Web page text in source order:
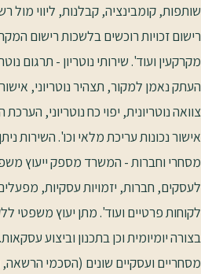
שותפות, קומבינציה, קבלנות, ליווי מול
רישום זכויות רוכשים בלשכות רישום
מקרקעין ועוד'. שירותי נוטריון - תרגום
העתק נאמן למקור, תצהיר נוטריוני,
צוואה נוטריונית, יפוי כח נוטריוני,
אישור נכונות עריכת מלאי וכו'. השירות
מסחרי וחברות - המשרד מספק ייעוץ
לעסקים, חברות, יזמויות עסקיות,
לקוחות פרטיים ועוד'. מתן יעוץ משפטי
בצורה יומיומית וכן בתכנון וביצוע
מסחריים ועסקיים שונים (הסכמי